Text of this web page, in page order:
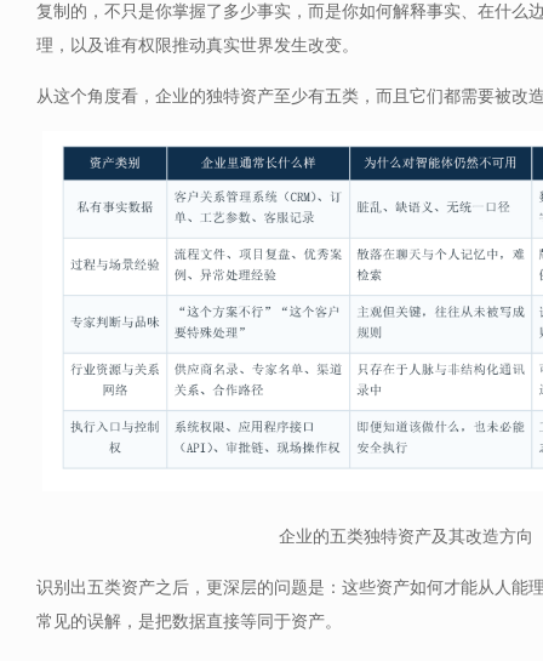
复制的，不只是你掌握了多少事实，而是你如何解释事实、在什么
理，以及谁有权限推动真实世界发生改变。
从这个角度看，企业的独特资产至少有五类，而且它们都需要被改
企业的五类独特资产及其改造方向
识别出五类资产之后，更深层的问题是：这些资产如何才能从人能
常见的误解，是把数据直接等同于资产。